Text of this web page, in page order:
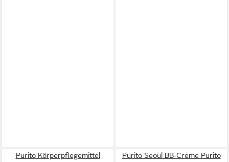
Purito Körperpflegemittel
Purito Seoul BB-Creme Purito